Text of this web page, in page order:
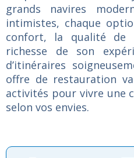
grands navires
intimistes, chaque
confort, la qualité de
richesse de son
d’itinéraires
offre de restauration
activités pour vivre une
selon vos envies.